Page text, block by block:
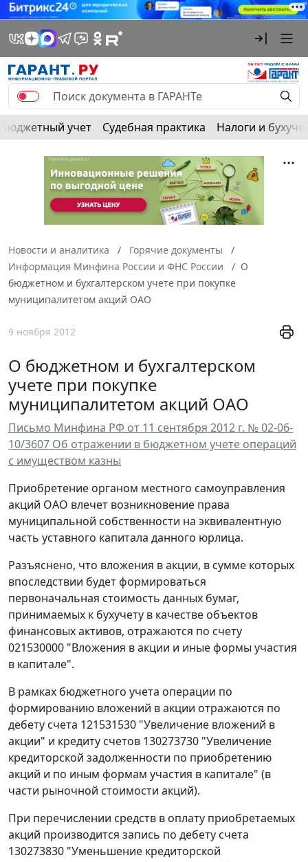
Бюджетный учет Судебная практика Налоги и
Новости и аналитика
Горячие документы
Информация Минфина России и ФНС России
О
бюджетном и бухгалтерском учете при покупке
муниципалитетом акций ОАО
9 ноября 2012
О бюджетном и бухгалтерском
учете при покупке
муниципалитетом акций ОАО
Письмо Минфина РФ от 11 сентября 2012 г. № 02-06-
10/3607 Об отражении в бюджетном учете операций
с имуществом казны
Приобретение органом местного самоуправления
акций ОАО влечет возникновение права
муниципальной собственности на эквивалентную
часть уставного капитала данного юрлица.
Разъяснено, что вложения в акции, в сумме которых
впоследствии будет формироваться
первоначальная стоимость данных бумаг,
принимаемых к бухучету в качестве объектов
финансовых активов, отражаются по счету
021530000 "Вложения в акции и иные формы участия
в капитале".
В рамках бюджетного учета операции по
формированию вложений в акции отражаются по
дебету счета 121531530 "Увеличение вложений в
акции" и кредиту счетов 130273730 "Увеличение
кредиторской задолженности по приобретению
акций и по иным формам участия в капитале" (в
части рыночной стоимости акций).
При перечислении средств в оплату приобретаемых
акций производится запись по дебету счета
130273830 "Уменьшение кредиторской